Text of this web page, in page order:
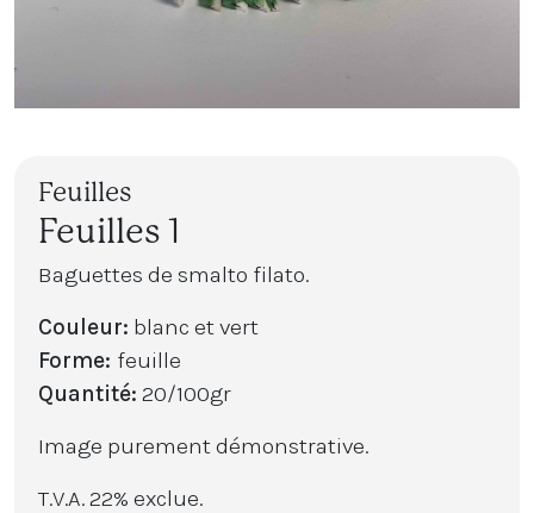
Feuilles
Feuilles 1
Baguettes de smalto filato.
Couleur: blanc et vert
Forme: feuille
Quantité: 20/100gr
Image purement démonstrative.
T.V.A. 22% exclue.